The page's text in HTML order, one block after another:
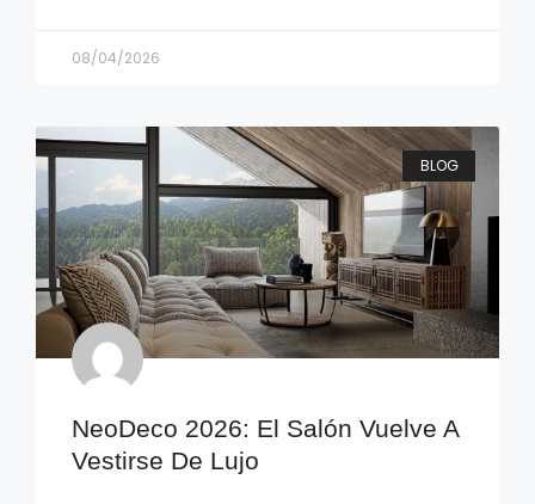
08/04/2026
BLOG
NeoDeco 2026: El Salón Vuelve A
Vestirse De Lujo